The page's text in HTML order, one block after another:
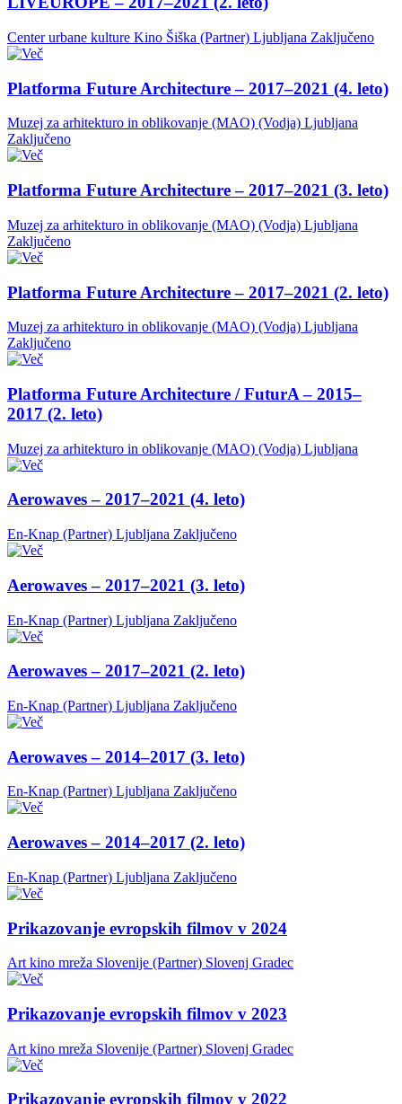
Center urbane kulture Kino Šiška (Partner) Ljubljana Zaključeno
Platforma Future Architecture – 2017–2021 (4. leto)
Muzej za arhitekturo in oblikovanje (MAO) (Vodja) Ljubljana
Zaključeno
Platforma Future Architecture – 2017–2021 (3. leto)
Muzej za arhitekturo in oblikovanje (MAO) (Vodja) Ljubljana
Zaključeno
Platforma Future Architecture – 2017–2021 (2. leto)
Muzej za arhitekturo in oblikovanje (MAO) (Vodja) Ljubljana
Zaključeno
Platforma Future Architecture / FuturA – 2015–
2017 (2. leto)
Muzej za arhitekturo in oblikovanje (MAO) (Vodja) Ljubljana
Aerowaves – 2017–2021 (4. leto)
En-Knap (Partner) Ljubljana Zaključeno
Aerowaves – 2017–2021 (3. leto)
En-Knap (Partner) Ljubljana Zaključeno
Aerowaves – 2017–2021 (2. leto)
En-Knap (Partner) Ljubljana Zaključeno
Aerowaves – 2014–2017 (3. leto)
En-Knap (Partner) Ljubljana Zaključeno
Aerowaves – 2014–2017 (2. leto)
En-Knap (Partner) Ljubljana Zaključeno
Prikazovanje evropskih filmov v 2024
Art kino mreža Slovenije (Partner) Slovenj Gradec
Prikazovanje evropskih filmov v 2023
Art kino mreža Slovenije (Partner) Slovenj Gradec
Prikazovanje evropskih filmov v 2022